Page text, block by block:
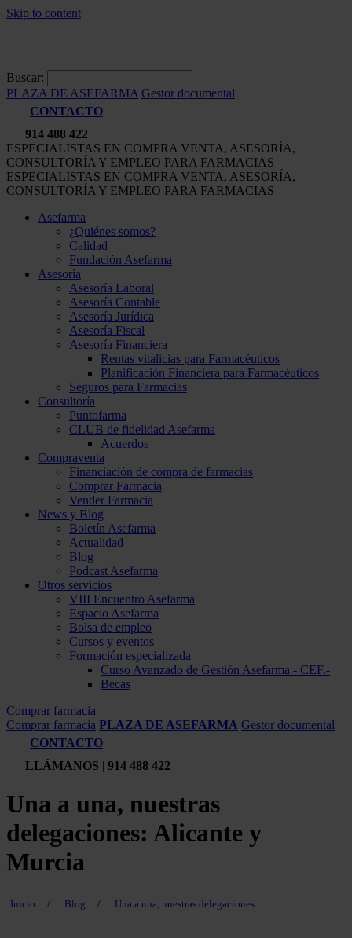
Skip to content
Buscar:
PLAZA DE ASEFARMA Gestor documental
CONTACTO
914 488 422
ESPECIALISTAS EN COMPRA VENTA, ASESORÍA,
CONSULTORÍA Y EMPLEO PARA FARMACIAS
ESPECIALISTAS EN COMPRA VENTA, ASESORÍA,
CONSULTORÍA Y EMPLEO PARA FARMACIAS
Asefarma
¿Quiénes somos?
Calidad
Fundación Asefarma
Asesoría
Asesoría Laboral
Asesoría Contable
Asesoría Jurídica
Asesoría Fiscal
Asesoría Financiera
Rentas vitalicias para Farmacéuticos
Planificación Financiera para Farmacéuticos
Seguros para Farmacias
Consultoría
Puntofarma
CLUB de fidelidad Asefarma
Acuerdos
Compraventa
Financiación de compra de farmacias
Comprar Farmacia
Vender Farmacia
News y Blog
Boletín Asefarma
Actualidad
Blog
Podcast Asefarma
Otros servicios
VIII Encuentro Asefarma
Espacio Asefarma
Bolsa de empleo
Cursos y eventos
Formación especializada
Curso Avanzado de Gestión Asefarma - CEF.-
Becas
Comprar farmacia
Comprar farmacia PLAZA DE ASEFARMA Gestor documental
CONTACTO
LLÁMANOS | 914 488 422
Una a una, nuestras
delegaciones: Alicante y
Murcia
Inicio / Blog / Una a una, nuestras delegaciones:...